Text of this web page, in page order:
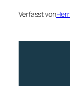
Verfasst von